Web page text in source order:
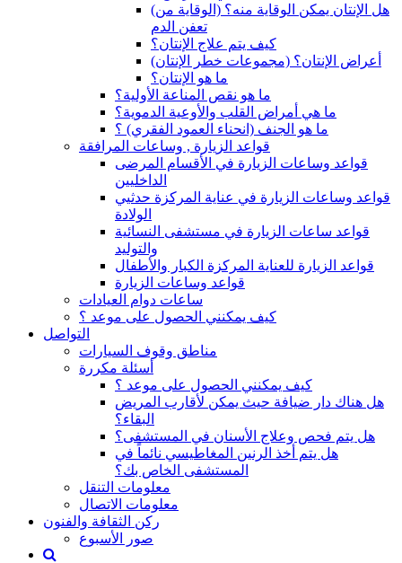
(هل الإنتان يمكن الوقاية منه؟ (الوقاية من
تعفن الدم
كيف يتم علاج الإنتان؟
(أعراض الإنتان؟ (مجموعات خطر الإنتان
ما هو الإنتان؟
ما هو نقص المناعة الأولية؟
ما هي أمراض القلب والأوعية الدموية؟
ما هو الجنف (انحناء العمود الفقري) ؟
قواعد الزيارة , وساعات المرافقة
قواعد وساعات الزيارة في الأقسام المرضى
الداخليين
قواعد وساعات الزيارة في عناية المركزة حدثيي
الولادة
قواعد ساعات الزيارة في مستشفى النسائية
والتوليد
قواعد الزيارة للعناية المركزة الكبار والأطفال
قواعد وساعات الزيارة
ساعات دوام العيادات
كيف يمكنني الحصول على موعد ؟
التواصل
مناطق وقوف السيارات
أسئلة مكررة
كيف يمكنني الحصول على موعد ؟
هل هناك دار ضيافة حيث يمكن لأقارب المريض
البقاء؟
هل يتم فحص وعلاج الأسنان في المستشفى؟
هل يتم أخذ الرنين المغاطيسي نائماً في
المستشفى الخاص بك؟
معلومات التنقل
معلومات الاتصال
ركن الثقافة والفنون
صور الأسبوع